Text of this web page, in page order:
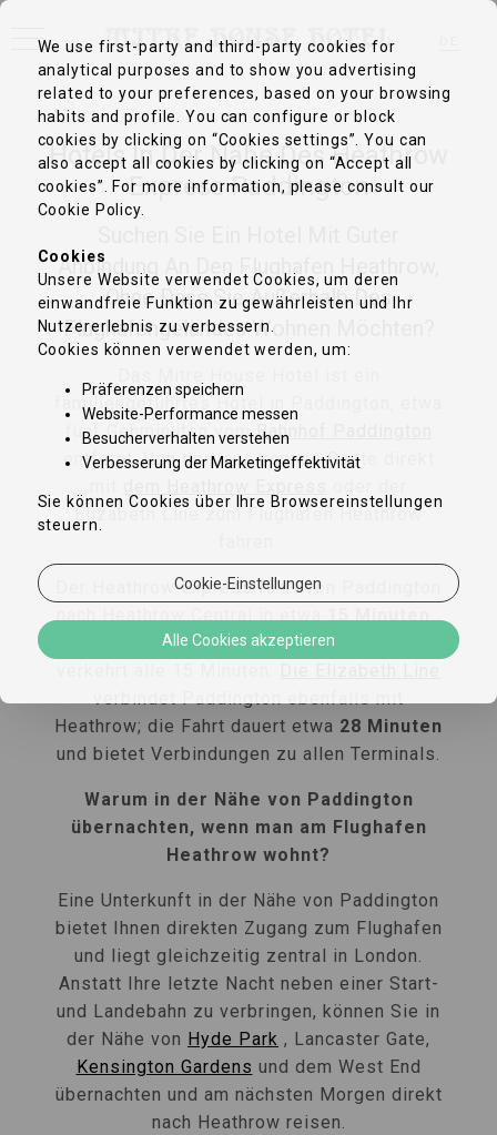
FR
IT
Hotels In Der Nähe Des Heathrow
Express Paddington
Anbindung An Den Flughafen Heathrow,
Ohne Dass Sie Außerhalb Des
Flughafengeländes Wohnen Möchten?
familiengeführtes Hotel in Paddington, etwa
fünf Gehminuten vomBahnhof Paddington
entfernt. Von dort aus können Gäste direkt
Elizabeth Line zum Flughafen Heathrow
Der Heathrow Express fährt von Paddington
nach Heathrow Central in etwa15 Minuten,
mit zusätzlicher Fahrzeit für Terminal 5, und
verbindet Paddington ebenfalls mit
Heathrow; die Fahrt dauert etwa 28 Minuten
und bietet Verbindungen zu allen Terminals.
Warum in der Nähe von Paddington
übernachten, wenn man am Flughafen
Heathrow wohnt?
Eine Unterkunft in der Nähe von Paddington
bietet Ihnen direkten Zugang zum Flughafen
und liegt gleichzeitig zentral in London.
Anstatt Ihre letzte Nacht neben einer Start-
und Landebahn zu verbringen, können Sie in
der Nähe von Hyde Park , Lancaster Gate,
Kensington Gardens und dem West End
übernachten und am nächsten Morgen direkt
nach Heathrow reisen.
We use first-party and third-party cookies for
analytical purposes and to show you advertising
related to your preferences, based on your browsing
habits and profile. You can configure or block
cookies by clicking on “Cookies settings”. You can
also accept all cookies by clicking on “Accept all
cookies”. For more information, please consult our
Cookie Policy.
Cookies
Unsere Website verwendet Cookies, um deren
einwandfreie Funktion zu gewährleisten und Ihr
Nutzererlebnis zu verbessern.
Cookies können verwendet werden, um:
Präferenzen speichern
Website-Performance messen
Besucherverhalten verstehen
Verbesserung der Marketingeffektivität
Sie können Cookies über Ihre Browsereinstellungen
steuern.
Cookie-Einstellungen
Alle Cookies akzeptieren